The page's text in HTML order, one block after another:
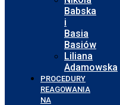
Babska
i
Basia
Basiów
Liliana
Adamowska
PROCEDURY
REAGOWANIA
NA